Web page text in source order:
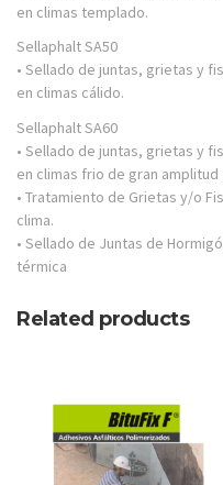
en climas templado.
Sellaphalt SA50
• Sellado de juntas, grietas y
en climas cálido.
Sellaphalt SA60
• Sellado de juntas, grietas y
en climas frio de gran amplitud
• Tratamiento de Grietas y/o
clima.
• Sellado de Juntas de
térmica
Related products